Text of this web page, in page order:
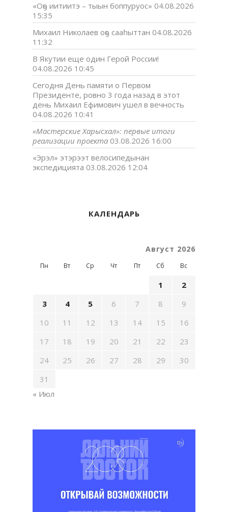
«Оҕо иитиитэ – тыын боппуруос» 04.08.2026
15:35
Михаил Николаев оҕо сааһыттан 04.08.2026
11:32
В Якутии еще один Герой России!
04.08.2026 10:45
Сегодня День памяти о Первом
Президенте, ровно 3 года назад в этот
день Михаил Ефимович ушел в вечность
04.08.2026 10:41
«Мастерские Харысхал»: первые итоги
реализации проекта 03.08.2026 16:00
«Эрэл» этэрээт велосипедынан
экспедицията 03.08.2026 12:04
КАЛЕНДАРЬ
Август 2026
Пн Вт Ср Чт Пт Сб Вс
1
2
3
4 5 6 7 8
9
10
11 12 13 14 15
16
17
18 19 20 21 22
23
24
25 26 27 28 29
30
31
« Июл